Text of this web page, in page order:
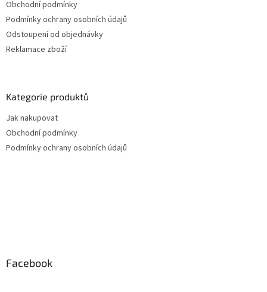
Obchodní podmínky
Podmínky ochrany osobních údajů
Odstoupení od objednávky
Reklamace zboží
Kategorie produktů
Jak nakupovat
Obchodní podmínky
Podmínky ochrany osobních údajů
Facebook